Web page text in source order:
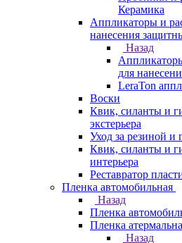
Керамика
Аппликаторы и
нанесения
Назад
для
LeraTon
Воски
Квик, силанты и
экстерьера
Уход за резиной и
Квик, силанты и
интерьера
Реставратор
Пленка автомобильная
Назад
Пленка
Пленка
Назад